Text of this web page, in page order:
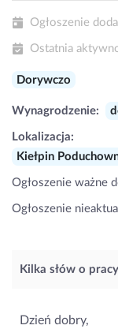
Ogłoszenie
Ostatnia
Dorywczo
Wynagrodzenie:
Lokalizacja:
Kiełpin
Ogłoszenie ważne
Ogłoszenie
Kilka słów o pracy
Dzień dobry,